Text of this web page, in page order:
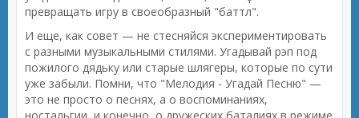
превращать игру в своеобразный "баттл".
И еще, как совет — не стесняйся экспериментировать
с разными музыкальными стилями. Угадывай рэп под
пожилого дядьку или старые шлягеры, которые по сути
уже забыли. Помни, что "Мелодия - Угадай Песню" —
это не просто о песнях, а о воспоминаниях,